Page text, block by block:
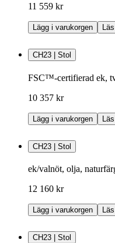
11 559 kr
Lägg i varukorgen
CH23 | Stol
FSC™-certifierad ek,
10 357 kr
Lägg i varukorgen
CH23 | Stol
ek/valnöt, olja,
12 160 kr
Lägg i varukorgen
CH23 | Stol